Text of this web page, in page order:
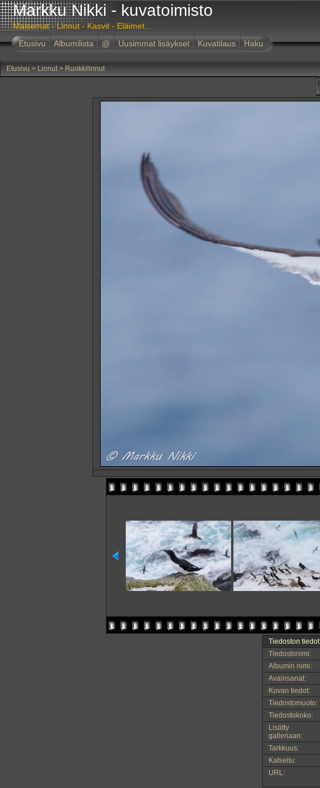
Markku Nikki - kuvatoimisto
Maisemat - Linnut - Kasvit - Eläimet...
Etusivu
Albumilista @ Uusimmat lisäykset Kuvatilaus Haku
Etusivu > Linnut> Ruokkilinnut
Tiedoston tiedot
Tiedostonimi:
Albumin nimi:
Avainsanat:
Kuvan tiedot:
Tiedostomuoto:
Tiedostokoko:
Lisätty
galleriaan:
Tarkkuus:
Katseltu:
URL: